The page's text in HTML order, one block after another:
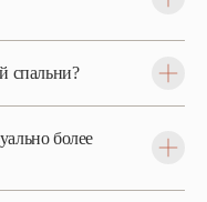
спальни?
более